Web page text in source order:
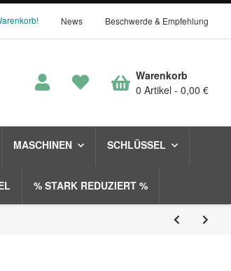
News Beschwerde & Empfehlung
MASCHINEN SCHLÜSSEL
% STARK REDUZIERT %
Warenkorb
0 Artikel
0,00 €